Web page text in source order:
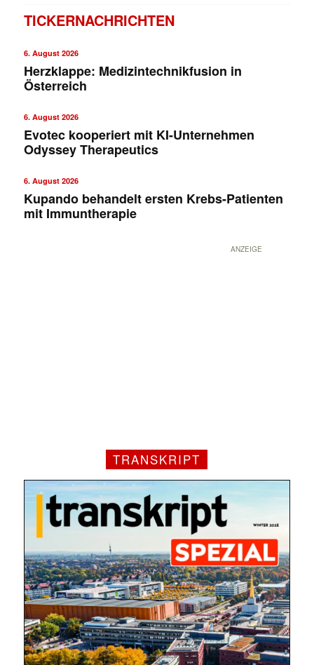
Mit dem |transkript-Newsletter
jede Woche aktuell informiert.
TICKERNACHRICHTEN
6. August 2026
Herzklappe: Medizintechnikfusion in
Österreich
6. August 2026
Evotec kooperiert mit KI-Unternehmen
Odyssey Therapeutics
6. August 2026
Kupando behandelt ersten Krebs-Patienten
mit Immuntherapie
ANZEIGE
TRANSKRIPT